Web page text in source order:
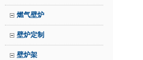
燃气壁炉
壁炉定制
壁炉架